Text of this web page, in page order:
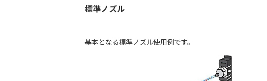
標準ノズル
基本となる標準ノズル使用例です。